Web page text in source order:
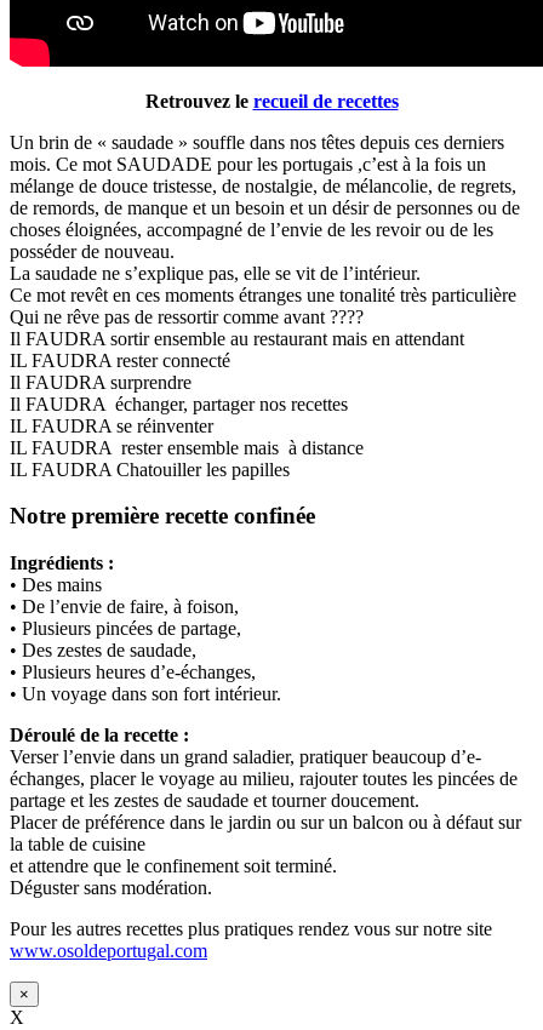
Retrouvez le recueil de recettes
Un brin de « saudade » souffle dans nos têtes depuis ces derniers
mois. Ce mot SAUDADE pour les portugais ,c’est à la fois un
mélange de douce tristesse, de nostalgie, de mélancolie, de regrets,
de remords, de manque et un besoin et un désir de personnes ou de
choses éloignées, accompagné de l’envie de les revoir ou de les
posséder de nouveau.
La saudade ne s’explique pas, elle se vit de l’intérieur.
Ce mot revêt en ces moments étranges une tonalité très particulière
Qui ne rêve pas de ressortir comme avant ????
Il FAUDRA sortir ensemble au restaurant mais en attendant
IL FAUDRA rester connecté
Il FAUDRA surprendre
Il FAUDRA échanger, partager nos recettes
IL FAUDRA se réinventer
IL FAUDRA rester ensemble mais à distance
IL FAUDRA Chatouiller les papilles
Notre première recette confinée
Ingrédients :
• Des mains
• De l’envie de faire, à foison,
• Plusieurs pincées de partage,
• Des zestes de saudade,
• Plusieurs heures d’e-échanges,
• Un voyage dans son fort intérieur.
Déroulé de la recette :
Verser l’envie dans un grand saladier, pratiquer beaucoup d’e-
échanges, placer le voyage au milieu, rajouter toutes les pincées de
partage et les zestes de saudade et tourner doucement.
Placer de préférence dans le jardin ou sur un balcon ou à défaut sur
la table de cuisine
et attendre que le confinement soit terminé.
Déguster sans modération.
Pour les autres recettes plus pratiques rendez vous sur notre site
www.osoldeportugal.com
×
X